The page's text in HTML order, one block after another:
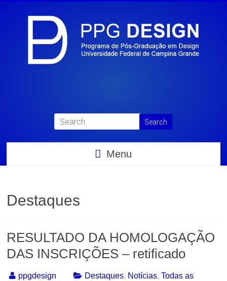
Menu
Destaques
RESULTADO DA HOMOLOGAÇÃO
DAS INSCRIÇÕES – retificado
ppgdesign Destaques, Notícias,Todas as